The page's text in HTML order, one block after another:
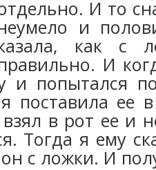
И то
и
как с
И
и попытался
поставила ее
взял в рот ее и
Тогда я ему
с ложки. И